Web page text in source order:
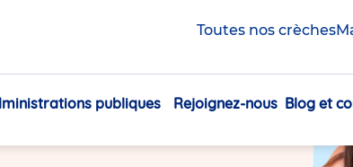
Toutes nos crèches
Navigation
publiques Rejoignez-nous Blog et
et